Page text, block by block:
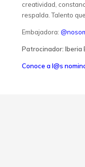
creatividad,
respalda. Talento
Embajadora:
Patrocinador: Iberia
Conoce a l@s